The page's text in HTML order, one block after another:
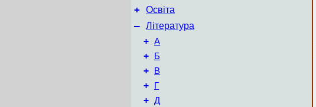
+ Освіта
– Література
+ А
+ Б
+ В
+ Г
+ Д